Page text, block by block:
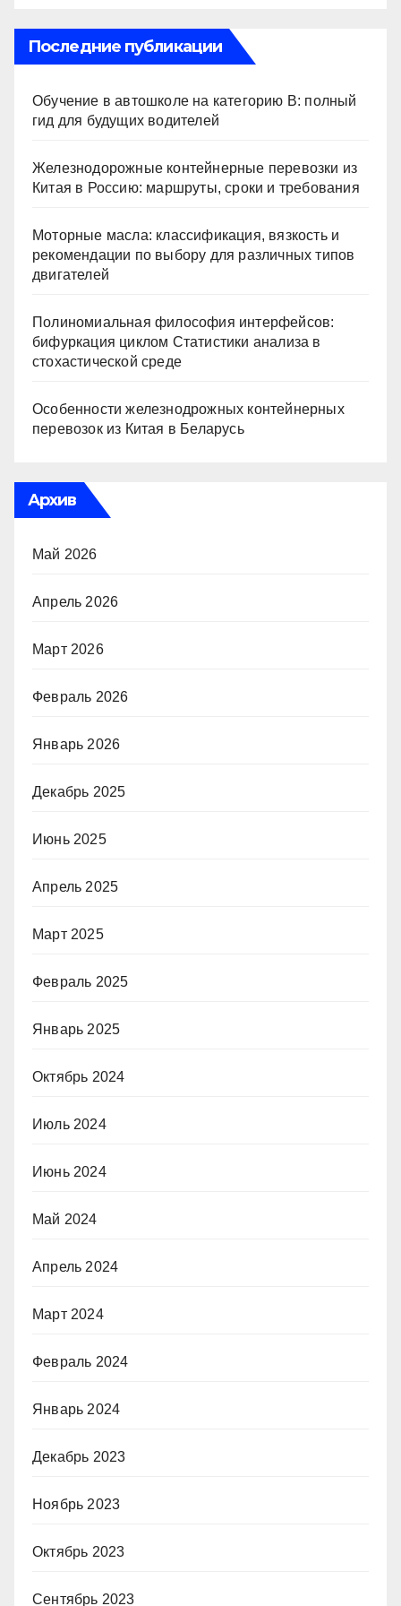
Последние публикации
Обучение в автошколе на категорию В: полный
гид для будущих водителей
Железнодорожные контейнерные перевозки из
Китая в Россию: маршруты, сроки и требования
Моторные масла: классификация, вязкость и
рекомендации по выбору для различных типов
двигателей
Полиномиальная философия интерфейсов:
бифуркация циклом Статистики анализа в
стохастической среде
Особенности железнодрожных контейнерных
перевозок из Китая в Беларусь
Архив
Май 2026
Апрель 2026
Март 2026
Февраль 2026
Январь 2026
Декабрь 2025
Июнь 2025
Апрель 2025
Март 2025
Февраль 2025
Январь 2025
Октябрь 2024
Июль 2024
Июнь 2024
Май 2024
Апрель 2024
Март 2024
Февраль 2024
Январь 2024
Декабрь 2023
Ноябрь 2023
Октябрь 2023
Сентябрь 2023